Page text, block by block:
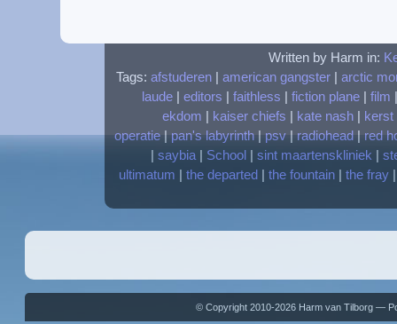
Written by Harm in:
Tags: afstuderen| american gangster| arctic
laude| editors faithless fiction plane| film
ekdom
kaiser chiefs kate nash| kerst
operatie| pan's labyrinth| psv| radiohead
red
saybia| School sint maartenskliniek
ultimatum
the departed the fountain| the fray
© Copyright 2010-2026 Harm van Tilborg —